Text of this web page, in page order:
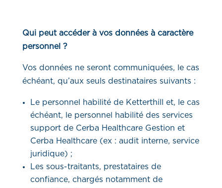
Qui peut accéder à vos données à caractère
personnel ?
Vos données ne seront communiquées, le cas
échéant, qu’aux seuls destinataires suivants :
Le personnel habilité de Ketterthill et, le cas
échéant, le personnel habilité des services
support de Cerba Healthcare Gestion et
Cerba Healthcare (ex : audit interne, service
juridique) ;
Les sous-traitants, prestataires de
confiance, chargés notamment de